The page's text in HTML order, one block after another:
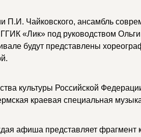
П.И. Чайковского, ансамбль
«Лик» под руководством
будут представлены
культуры Российской
краевая специальная
афиша представляет фрагмент